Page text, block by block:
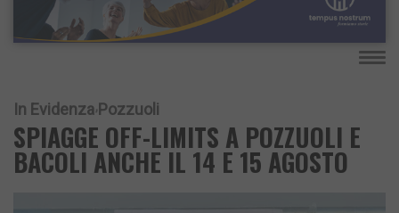
In Evidenza Pozzuoli
SPIAGGE OFF-LIMITS A POZZUOLI E
BACOLI ANCHE IL 14 E 15 AGOSTO